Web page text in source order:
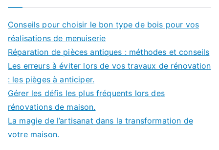
Conseils pour choisir le bon type de bois pour vos
réalisations de menuiserie
Réparation de pièces antiques : méthodes et conseils
Les erreurs à éviter lors de vos travaux de rénovation
: les pièges à anticiper.
Gérer les défis les plus fréquents lors des
rénovations de maison.
La magie de l’artisanat dans la transformation de
votre maison.